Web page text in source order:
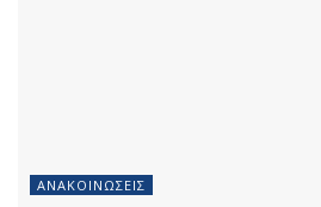
ΑΝΑΚΟΙΝΏΣΕΙΣ